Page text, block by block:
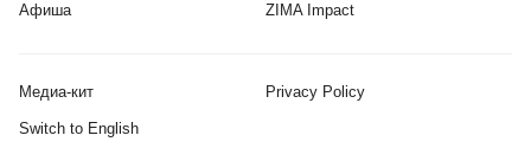
Афиша ZIMA Impact
Медиа-кит Privacy Policy
Switch to English